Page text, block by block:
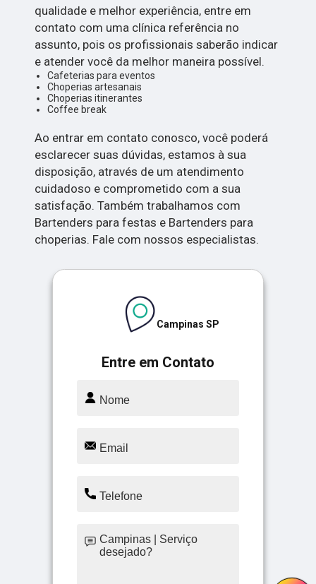
qualidade e melhor experiência, entre em
contato com uma clínica referência no
assunto, pois os profissionais saberão indicar
e atender você da melhor maneira possível.
Cafeterias para eventos
Choperias artesanais
Choperias itinerantes
Coffee break
Ao entrar em contato conosco, você poderá
esclarecer suas dúvidas, estamos à sua
disposição, através de um atendimento
cuidadoso e comprometido com a sua
satisfação. Também trabalhamos com
Bartenders para festas e Bartenders para
choperias. Fale com nossos especialistas.
Entre em Contato
Campinas SP